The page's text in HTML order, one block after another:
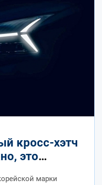
кросс-хэтч
это
марки